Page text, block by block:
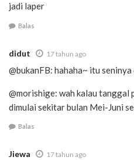
jadi laper
Balas
didut 17 tahun ago
@bukanFB: hahaha~ itu
@morishige: wah kalau tanggal
dimulai sekitar bulan Mei-Juni
Balas
Jiewa 17 tahun ago